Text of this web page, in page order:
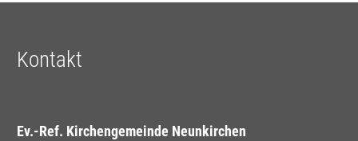
Kontakt
Ev.-Ref. Kirchengemeinde Neunkirchen